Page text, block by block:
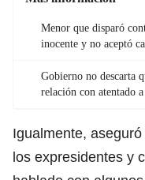
Menor que disparó
inocente y no aceptó
Gobierno no descarta
relación con atentado
Igualmente,
los expresidentes y